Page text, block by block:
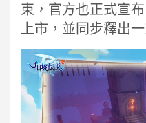
束，官方也正式宣
上市，並同步釋出